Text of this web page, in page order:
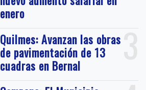
enero
3
Quilmes: Avanzan las obras
de pavimentación de 13
cuadras en Bernal